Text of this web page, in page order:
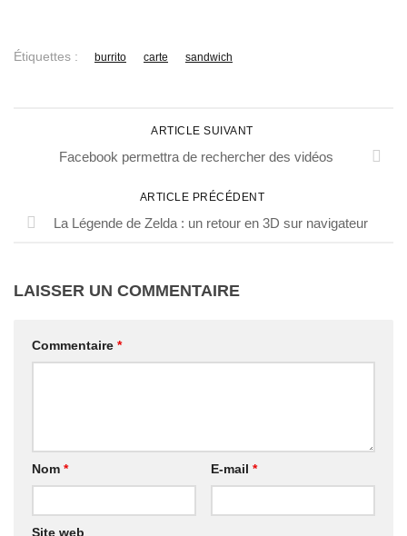
Étiquettes : burrito carte sandwich
ARTICLE SUIVANT
Facebook permettra de rechercher des vidéos
ARTICLE PRÉCÉDENT
La Légende de Zelda : un retour en 3D sur navigateur
LAISSER UN COMMENTAIRE
Commentaire *
Nom * E-mail *
Site web